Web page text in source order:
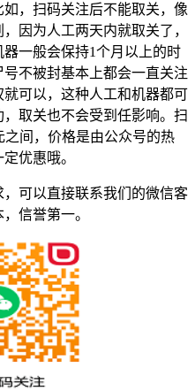
，扫码关注后不能取关，像
因为人工两天内就取关了，
一般会保持1个月以上的时
不被封基本上都会一直关注
可以，这种人工和机器都可
取关也不会受到任影响。扫
之间，价格是由公众号的热
优惠哦。
可以直接联系我们的微信客
信誉第一。